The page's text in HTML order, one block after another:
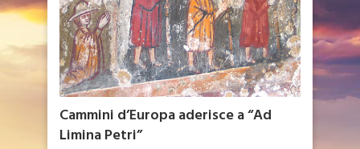
Cammini d’Europa aderisce a “Ad
Limina Petri”